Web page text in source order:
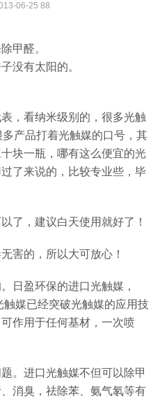
06-25 88
甲醛。
没有太阳的。
，看纳米级别的，很多光触
产品打着光触媒的口号，其
块一瓶，哪有这么便宜的光
了来说的，比较专业些，毕
了，建议白天使用就好了！
害的，所以大可放心！
日盈环保的进口光触媒，
媒已经突破光触媒的应用技
作用于任何基材，一次喷
。进口光触媒不但可以除甲
消臭，祛除苯、氨气氡等有